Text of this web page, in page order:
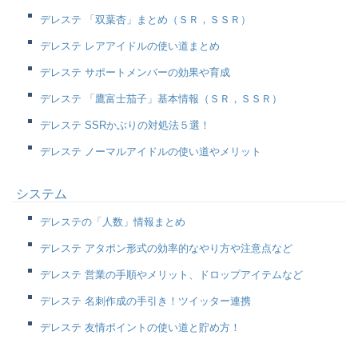
デレステ 「双葉杏」まとめ（ＳＲ，ＳＳＲ）
デレステ レアアイドルの使い道まとめ
デレステ サポートメンバーの効果や育成
デレステ 「鷹富士茄子」基本情報（ＳＲ，ＳＳＲ）
デレステ SSRかぶりの対処法５選！
デレステ ノーマルアイドルの使い道やメリット
システム
デレステの「人数」情報まとめ
デレステ アタポン形式の効率的なやり方や注意点など
デレステ 営業の手順やメリット、ドロップアイテムなど
デレステ 名刺作成の手引き！ツイッター連携
デレステ 友情ポイントの使い道と貯め方！